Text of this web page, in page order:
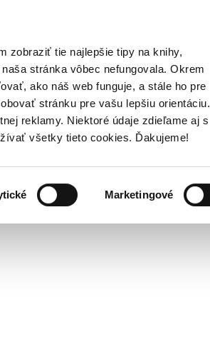
zobraziť tie najlepšie tipy na knihy,
stránka vôbec nefungovala. Okrem
ako náš web funguje, a stále ho pre
stránku pre vašu lepšiu orientáciu.
reklamy. Niektoré údaje zdieľame aj s
všetky tieto cookies. Ďakujeme!
Marketingové